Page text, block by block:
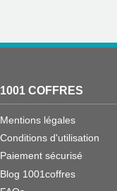
1001 COFFRES
Mentions légales
Conditions d'utilisation
Paiement sécurisé
Blog 1001coffres